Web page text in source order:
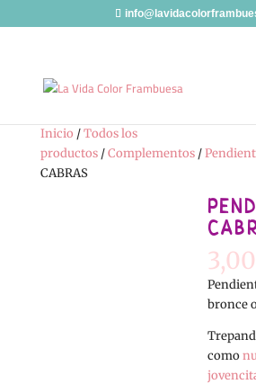
Inicio /Todos los
productos/Complementos/
CABRAS
3,00
bronce
como